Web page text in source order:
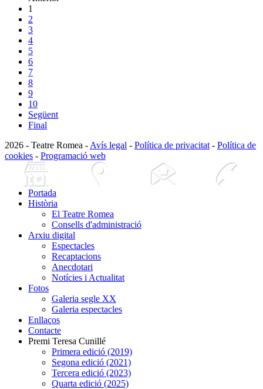
1
2
3
4
5
6
7
8
9
10
Següent
Final
2026 - Teatre Romea - Avís legal - Política de privacitat - Política de
cookies - Programació web
Portada
Història
El Teatre Romea
Consells d'administració
Arxiu digital
Espectacles
Recaptacions
Anecdotari
Notícies i Actualitat
Fotos
Galeria segle XX
Galeria espectacles
Enllaços
Contacte
Premi Teresa Cunillé
Primera edició (2019)
Segona edició (2021)
Tercera edició (2023)
Quarta edició (2025)